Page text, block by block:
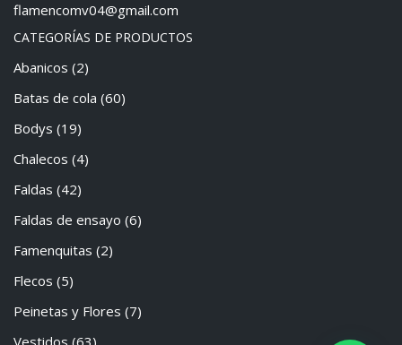
flamencomv04@gmail.com
CATEGORÍAS DE PRODUCTOS
Abanicos (2)
Batas de cola (60)
Bodys (19)
Chalecos (4)
Faldas (42)
Faldas de ensayo (6)
Famenquitas (2)
Flecos (5)
Peinetas y Flores (7)
Vestidos (63)